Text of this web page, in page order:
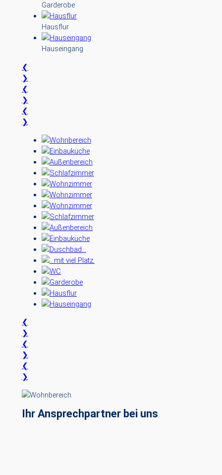
Garderobe
Hausflur
Hauseingang
❮
❯
❮
❯
❮
❯
❮
❯
❮
❯
❮
❯
Ihr Ansprechpartner bei uns